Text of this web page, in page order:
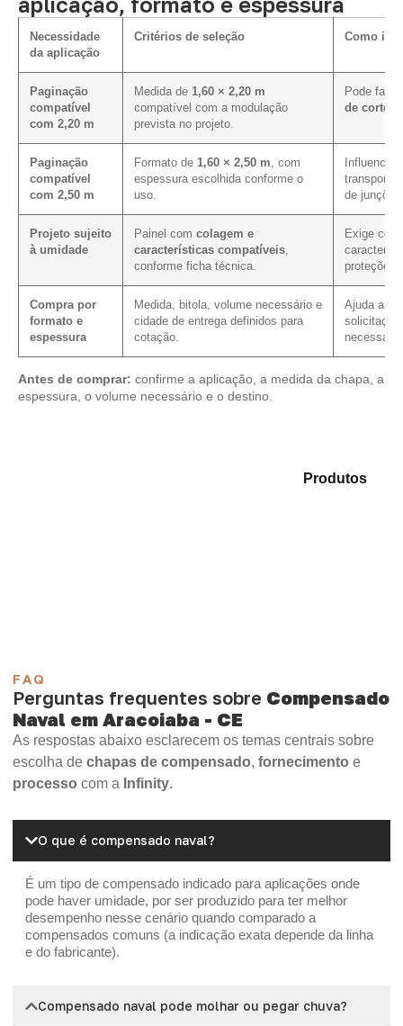
Necessidade
da aplicação
Critérios de seleção Como
Paginação
compatível
com 2,20 m
Medida de 1,60 × 2,20 m
compatível com a modulação
prevista no projeto.
Pode
de corte e
Paginação
compatível
com 2,50 m
Formato de 1,60 × 2,50 m , com
espessura escolhida conforme o
uso.
Influencia
de
Projeto sujeito
à umidade
Painel com colagem e
características compatíveis
conforme ficha técnica.
Exige
proteções
Compra por
formato e
espessura
Medida, bitola, volume necessário e
cidade de entrega definidos para
cotação.
Ajuda a
Antes de comprar: confirme a aplicação, a medida da chapa, a
espessura, o volume necessário e o destino.
Produtos
FAQ
Perguntas frequentes sobre Compensado
Naval em Aracoiaba - CE
As respostas abaixo esclarecem os temas centrais sobre
escolha de chapas de compensado, fornecimento e
processo com a Infinity.
O que é compensado naval?
É um tipo de compensado indicado para aplicações onde
pode haver umidade, por ser produzido para ter melhor
desempenho nesse cenário quando comparado a
compensados comuns (a indicação exata depende da linha
e do fabricante).
Compensado naval pode molhar ou pegar chuva?